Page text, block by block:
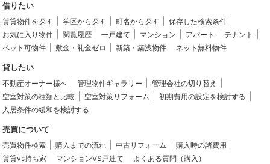
借りたい
賃貸物件を探す 学区から探す 町名から探す
保存した検索条件
お気に入り物件
閲覧履歴 一戸建て マンション アパート
テナント
ペット可物件
敷金・礼金ゼロ 新築・築浅物件 ネット無料物件
貸したい
不動産オーナー様へ 管理物件ギャラリー
管理会社の切り替え
空室対策の種類と比較
空室対策リフォーム
初期費用の設定を検討する
入居条件の緩和を検討する
売買について
売買物件検索 購入までの流れ 中古リフォーム
購入時の諸費用
賃貸vs持ち家
マンションVS戸建て よくある質問（購入）